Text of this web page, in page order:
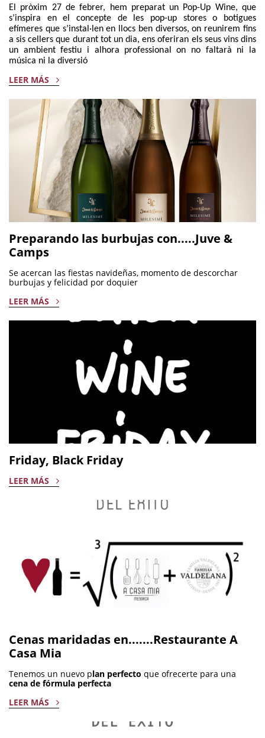
El pròxim 27 de febrer, hem preparat un Pop-Up Wine, que
s’inspira en el concepte de les pop-up stores o botigues
efímeres que s’instal·len en llocs ben diversos, on reunirem fins
a sis cellers que durant tot un dia, ens oferiran els seus vins dins
un ambient festiu i alhora professional on no faltarà ni la
música ni la diversió
LEER MÁS
Preparando las burbujas con.....Juve &
Camps
Se acercan las fiestas navideñas, momento de descorchar
burbujas y felicidad por doquier
LEER MÁS
Friday, Black Friday
LEER MÁS
Cenas maridadas en.......Restaurante A
Casa Mia
Tenemos un nuevo plan perfecto que ofrecerte para una
cena de fórmula perfecta
LEER MÁS